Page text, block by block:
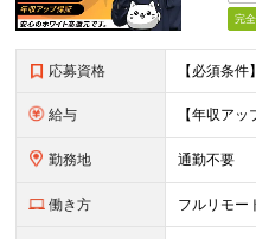
完
応募資格
給与
勤務地 通勤不要
働き方 フルリモー